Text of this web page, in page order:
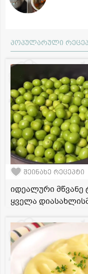
პოპულარული
შეინახე რეცეპტი
იდეალური
ყველა